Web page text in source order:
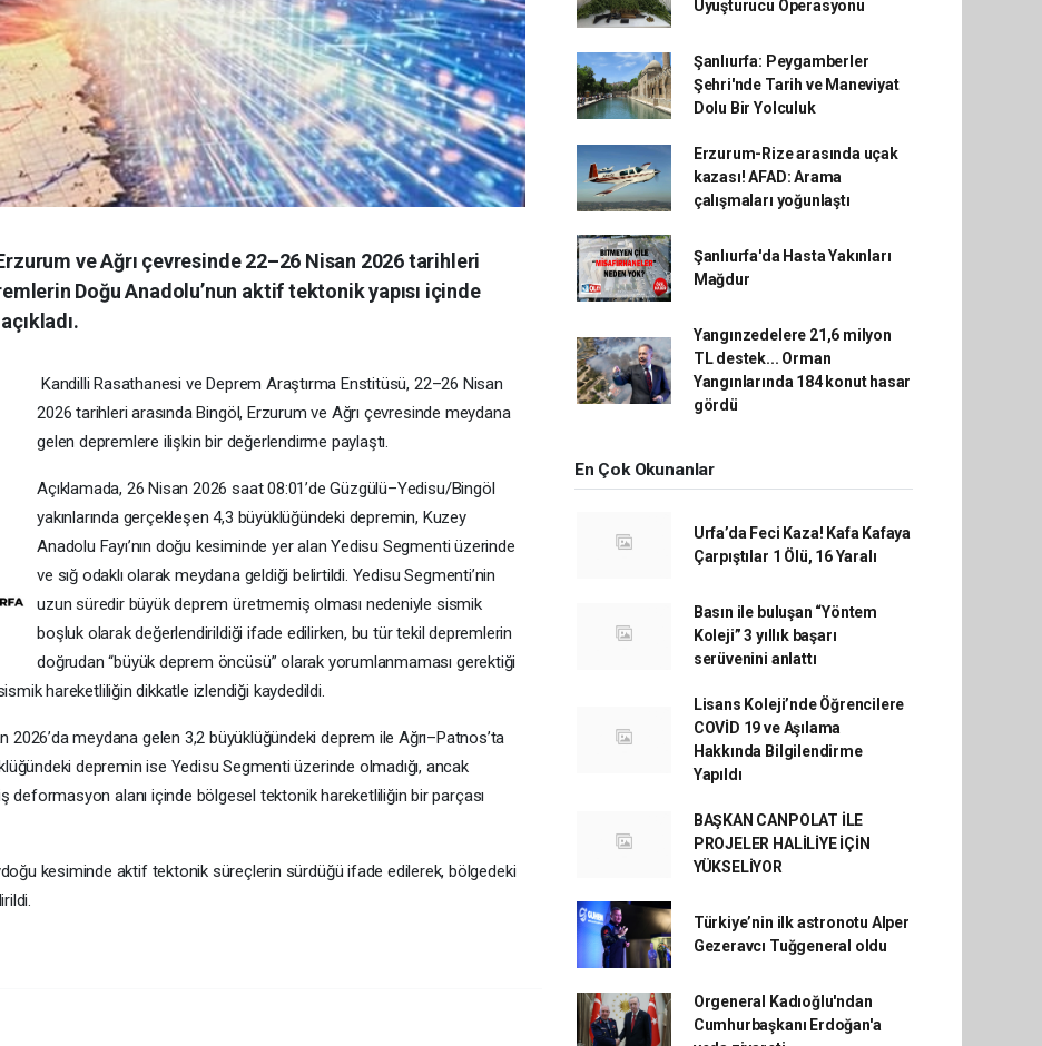
ve Ağrı çevresinde 22–26 Nisan 2026 tarihleri
Doğu Anadolu’nun aktif tektonik yapısı içinde
Kandilli Rasathanesi ve Deprem Araştırma Enstitüsü, 22–26 Nisan
2026 tarihleri arasında Bingöl, Erzurum ve Ağrı çevresinde meydana
gelen depremlere ilişkin bir değerlendirme paylaştı.
Açıklamada, 26 Nisan 2026 saat 08:01’de Güzgülü–Yedisu/Bingöl
yakınlarında gerçekleşen 4,3 büyüklüğündeki depremin, Kuzey
Anadolu Fayı’nın doğu kesiminde yer alan Yedisu Segmenti üzerinde
ve sığ odaklı olarak meydana geldiği belirtildi. Yedisu Segmenti’nin
uzun süredir büyük deprem üretmemiş olması nedeniyle sismik
boşluk olarak değerlendirildiği ifade edilirken, bu tür tekil depremlerin
doğrudan “büyük deprem öncüsü” olarak yorumlanmaması gerektiği
hareketliliğin dikkatle izlendiği kaydedildi.
meydana gelen 3,2 büyüklüğündeki deprem ile Ağrı–Patnos’ta
depremin ise Yedisu Segmenti üzerinde olmadığı, ancak
deformasyon alanı içinde bölgesel tektonik hareketliliğin bir parçası
kesiminde aktif tektonik süreçlerin sürdüğü ifade edilerek, bölgedeki
Uyuşturucu Operasyonu
Şanlıurfa: Peygamberler
Şehri'nde Tarih ve Maneviyat
Dolu Bir Yolculuk
Erzurum-Rize arasında uçak
kazası! AFAD: Arama
çalışmaları yoğunlaştı
Şanlıurfa'da Hasta Yakınları
Mağdur
Yangınzedelere 21,6 milyon
TL destek... Orman
Yangınlarında 184 konut hasar
gördü
En Çok Okunanlar
Urfa’da Feci Kaza! Kafa Kafaya
Çarpıştılar 1 Ölü, 16 Yaralı
Basın ile buluşan “Yöntem
Koleji” 3 yıllık başarı
serüvenini anlattı
Lisans Koleji’nde Öğrencilere
COVİD 19 ve Aşılama
Hakkında Bilgilendirme
Yapıldı
BAŞKAN CANPOLAT İLE
PROJELER HALİLİYE İÇİN
YÜKSELİYOR
Türkiye’nin ilk astronotu Alper
Gezeravcı Tuğgeneral oldu
Orgeneral Kadıoğlu'ndan
Cumhurbaşkanı Erdoğan'a